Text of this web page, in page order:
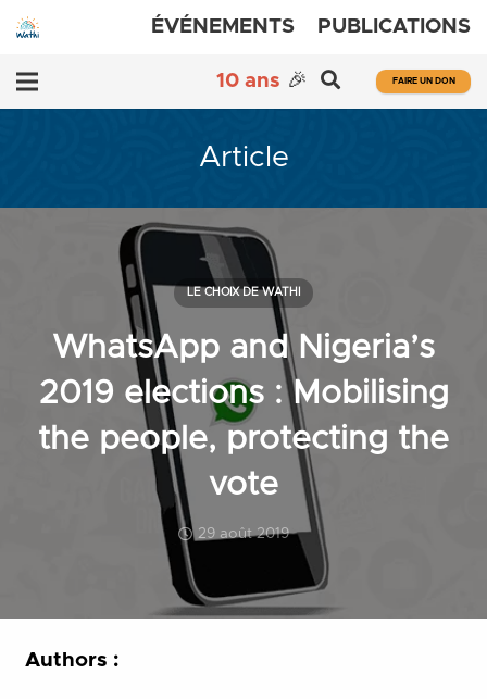
ÉVÉNEMENTS PUBLICATIONS
10 ans 🎉 FAIRE UN DON
Article
WhatsApp and Nigeria’s
2019 elections : Mobilising
the people, protecting the
vote
29 août 2019
LE CHOIX DE WATHI
Authors :